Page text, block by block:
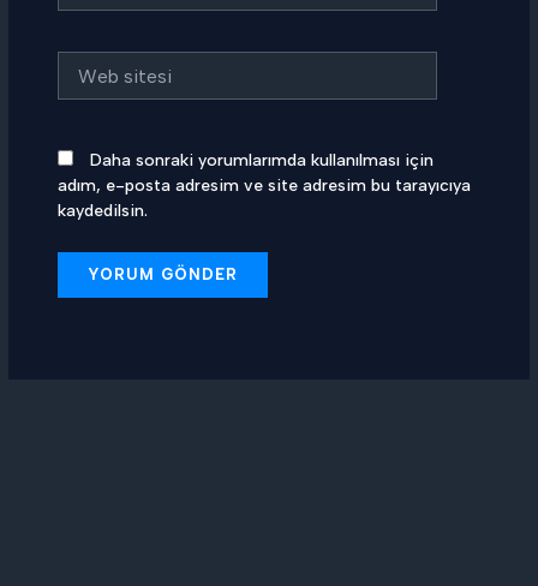
sitesi
Daha sonraki yorumlarımda kullanılması için
adım, e-posta adresim ve site adresim bu tarayıcıya
kaydedilsin.